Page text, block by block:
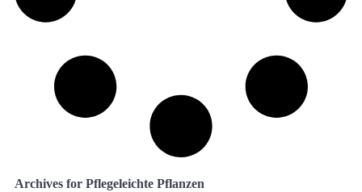
Archives for Pflegeleichte Pflanzen